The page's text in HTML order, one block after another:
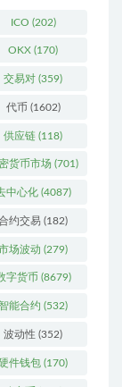
ICO (202)
OKX (170)
交易对 (359)
代币 (1602)
供应链 (118)
货币市场 (701)
中心化(4087)
约交易 (182)
场波动 (279)
字货币 (8679)
能合约 (532)
波动性 (352)
件钱包 (170)